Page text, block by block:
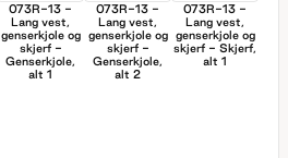
073R-13 -
Lang vest,
genserkjole og
skjerf -
Genserkjole,
alt 1
073R-13 -
Lang vest,
genserkjole og
skjerf -
Genserkjole,
alt 2
073R-13 -
Lang vest,
genserkjole og
skjerf - Skjerf,
alt 1